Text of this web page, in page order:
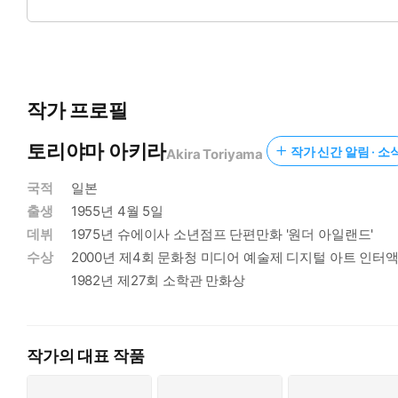
작가 프로필
토리야마 아키라Akira Toriyama 작가 신간 알림 · 소
국적
일본
출생
1955년 4월 5일
데뷔
1975년 슈에이사 소년점프 단편만화 '원더 아일랜드'
수상
2000년 제4회 문화청 미디어 예술제 디지털 아트 인터
1982년 제27회 소학관 만화상
작가의 대표 작품